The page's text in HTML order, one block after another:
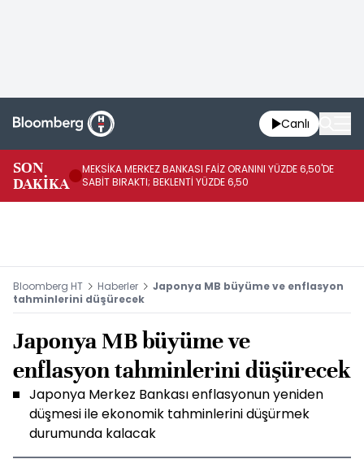
Canlı
SON
DAKİKA
MEKSİKA MERKEZ BANKASI FAİZ ORANINI YÜZDE 6,50'DE
SABİT BIRAKTI; BEKLENTİ YÜZDE 6,50
Bloomberg HT Haberler
Japonya MB büyüme ve enflasyon
tahminlerini düşürecek
Japonya MB büyüme ve
enflasyon tahminlerini düşürecek
Japonya Merkez Bankası enflasyonun yeniden
düşmesi ile ekonomik tahminlerini düşürmek
durumunda kalacak